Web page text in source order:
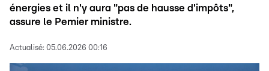
énergies et il n'y aura "pas de hausse d'impôts",
assure le Pemier ministre.
Actualisé: 05.06.2026 00:16